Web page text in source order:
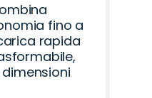
fino a
rapida